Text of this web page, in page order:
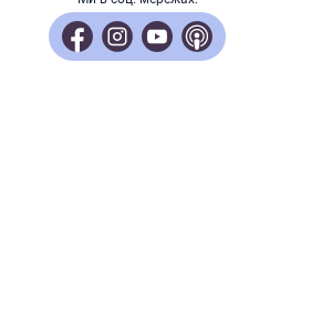
ліцензій для лікарів-
біженців
27 липня 2024 року